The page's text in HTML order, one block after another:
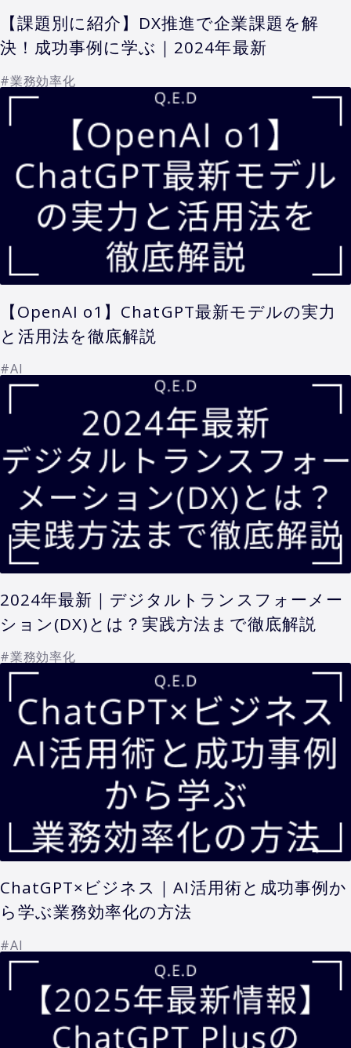
【課題別に紹介】DX推進で企業課題を解
決！成功事例に学ぶ｜2024年最新
#業務効率化
【OpenAI o1】ChatGPT最新モデルの実力
と活用法を徹底解説
#AI
2024年最新｜デジタルトランスフォーメー
ション(DX)とは？実践方法まで徹底解説
#業務効率化
ChatGPT×ビジネス｜AI活用術と成功事例か
ら学ぶ業務効率化の方法
#AI